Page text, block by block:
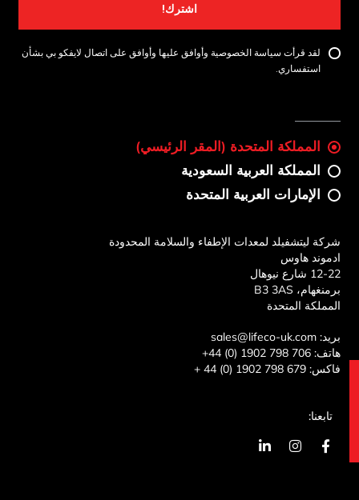
اشترك!
لقد قرأت سياسة الخصوصية وأوافق عليها وأوافق على اتصال لايفكو بي بشأن
استفساري.
المملكة المتحدة (المقر الرئيسي)
المملكة العربية السعودية
الإمارات العربية المتحدة
شركة ليتشفيلد لمعدات الإطفاء والسلامة المحدودة
ادموند هاوس
12-22 شارع نيوهال
برمنغهام، B3 3AS
المملكة المتحدة
بريد:sales@lifeco-uk.com
هاتف: +44 (0) 1902 798 706
فاكس:+ 44 (0) 1902 798 679
تابعنا:
ا
ل
ا
ن
ي